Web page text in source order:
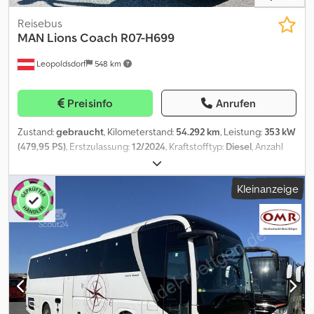
Irrtümer und Änderungen vorbehalten
Leopoldsdorf 548 km
Reisebus
MAN Lions Coach R07-H699
Preisinfo Anrufen
Zustand:gebraucht, Kilometerstand: 54.292 km, Leistung: 353 kW
(479,95 PS), Erstzulassung:12/2024, Kraftstofftyp: Diesel, Anzahl
Automatisch
Konfiguration:4x2, Gesamtgewicht:19.700 kg, Leergewicht:
13.741 kg
, nächste Prüfung
(TÜV):12/2026 120 l/100km,
Emissionsklasse:
, Farbe:Weiß, Federung:Luft
, Radstand:
, Gesamtlänge:1.200 mm , Hubhöhe:3.900 mm
Ausstattung:ABS, Anhängerkupplung, Klimaanlage,
Navigationssystem, Standheizung, Tempomat, Toilette,
Traktionskontrolle, Checked.Certified.Trusted, Leergewicht:
13741kg, zulässiges Gesamtgewicht: 19700kg, Stoff, Reifengröße:
295/80 R22.5, 1. Achse: , 2. Achse: , Innenfarbe anthrazit,
Kleinanzeige